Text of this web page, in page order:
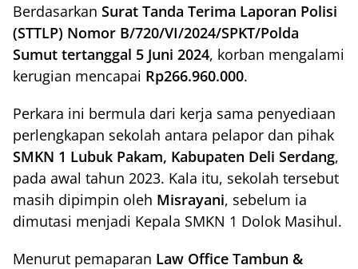
Berdasarkan Surat Tanda Terima Laporan Polisi
(STTLP) Nomor B/720/VI/2024/SPKT/Polda
Sumut tertanggal 5 Juni 2024, korban mengalami
kerugian mencapai Rp266.960.000.
Perkara ini bermula dari kerja sama penyediaan
perlengkapan sekolah antara pelapor dan pihak
SMKN 1 Lubuk Pakam, Kabupaten Deli Serdang,
pada awal tahun 2023. Kala itu, sekolah tersebut
masih dipimpin oleh Misrayani, sebelum ia
dimutasi menjadi Kepala SMKN 1 Dolok Masihul.
Menurut pemaparan Law Office Tambun &